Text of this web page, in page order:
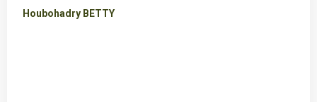
Houbohadry BETTY